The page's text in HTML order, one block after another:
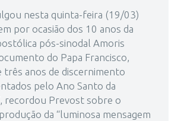
nesta quinta-feira (19/03)
por ocasião dos 10 anos da
pós-sinodal Amoris
do Papa Francisco,
três anos de discernimento
pelo Ano Santo da
recordou Prevost sobre o
da “luminosa mensagem